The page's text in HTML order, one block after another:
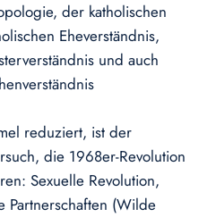
der katholischen
Eheverständnis,
und auch
reduziert, ist der
die 1968er-Revolution
Sexuelle Revolution,
Partnerschaften (Wilde